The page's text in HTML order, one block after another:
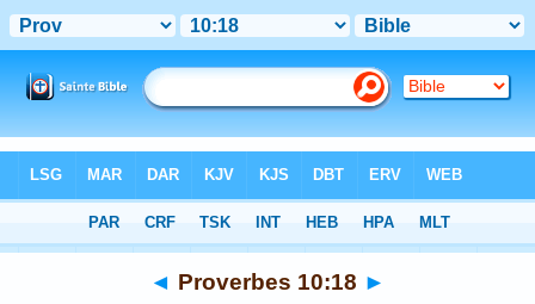
Chapitre 10 > Verset 18
◄ Proverbes 10:18 ►